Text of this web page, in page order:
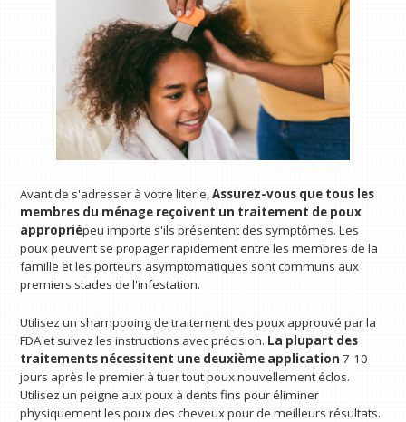
Avant de s'adresser à votre literie,Assurez-vous que tous les
membres du ménage reçoivent un traitement de poux
appropriépeu importe s'ils présentent des symptômes. Les
poux peuvent se propager rapidement entre les membres de la
famille et les porteurs asymptomatiques sont communs aux
premiers stades de l'infestation.
Utilisez un shampooing de traitement des poux approuvé par la
FDA et suivez les instructions avec précision. La plupart des
traitements nécessitent une deuxième application 7-10
jours après le premier à tuer tout poux nouvellement éclos.
Utilisez un peigne aux poux à dents fins pour éliminer
physiquement les poux des cheveux pour de meilleurs résultats.